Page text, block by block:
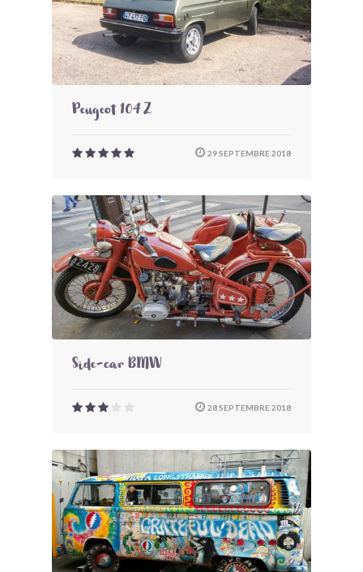
Peugeot 104 Z
29 SEPTEMBRE 2018
Side-car BMW
28 SEPTEMBRE 2018